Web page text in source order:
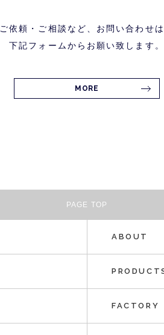
ご依頼・ご相談など、お問い合わせ
下記フォームからお願い致します。
MORE
PAGE TOP
ABOUT
FACTORY